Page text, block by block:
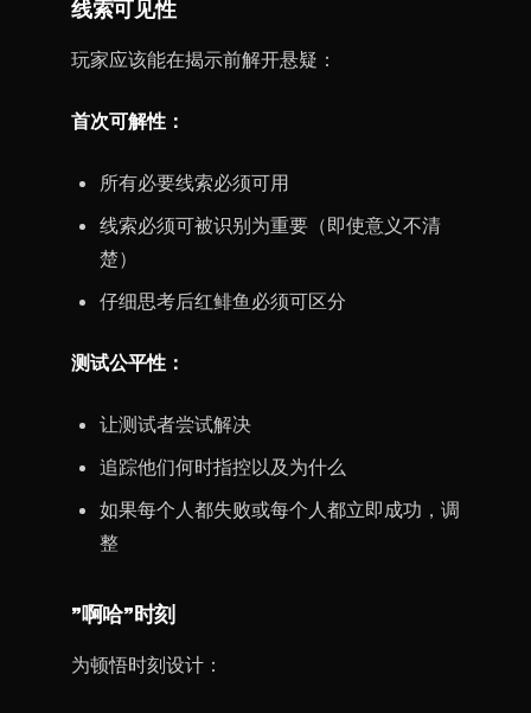
线索可见性
玩家应该能在揭示前解开悬疑：
首次可解性：
所有必要线索必须可用
线索必须可被识别为重要（即使意义不清
楚）
仔细思考后红鲱鱼必须可区分
测试公平性：
让测试者尝试解决
追踪他们何时指控以及为什么
如果每个人都失败或每个人都立即成功，调
整
”啊哈”时刻
为顿悟时刻设计：